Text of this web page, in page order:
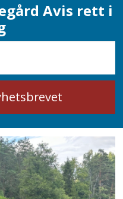
Avis rett i